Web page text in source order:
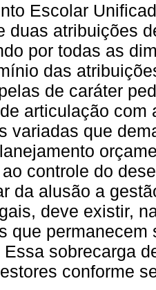
Escolar
duas atribuições
por todas as
das
de caráter
articulação
variadas que
controle do
da alusão a
deve existir,
que
Essa sobrecarga
conforme